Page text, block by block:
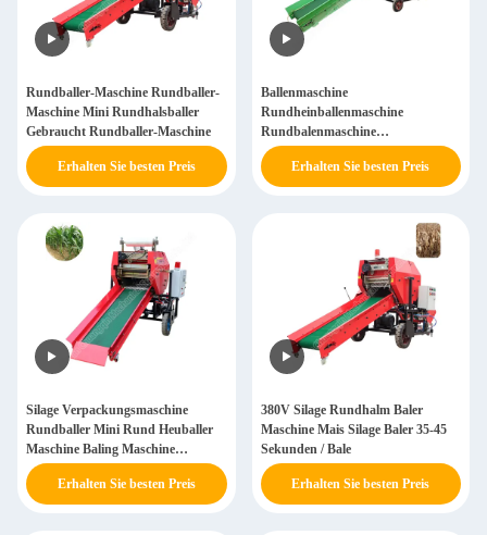
Rundballer-Maschine Rundballer-
Maschine Mini Rundhalsballer
Gebraucht Rundballer-Maschine
Erhalten Sie besten Preis
Ballenmaschine
Rundheinballenmaschine
Rundbalenmaschine
Rundbalenmaschine
Rundbalenmaschine Silagmaschine
Erhalten Sie besten Preis
Silage Verpackungsmaschine
Rundballer Mini Rund Heuballer
Maschine Baling Maschine
Rundballer
Erhalten Sie besten Preis
380V Silage Rundhalm Baler
Maschine Mais Silage Baler 35-45
Sekunden / Bale
Erhalten Sie besten Preis